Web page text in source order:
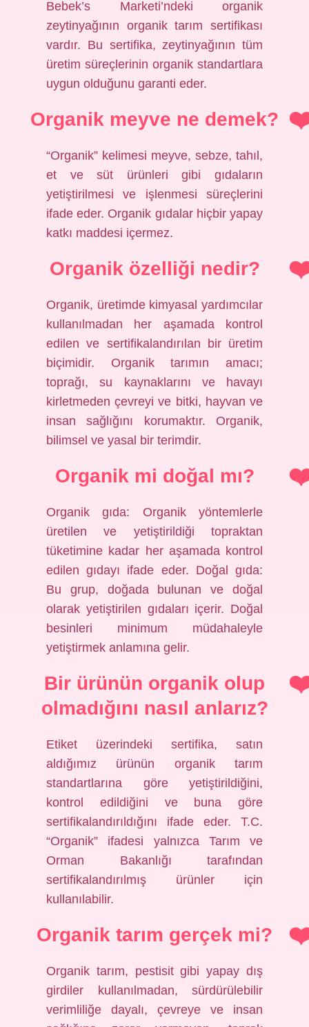
Bebek’s Marketi’ndeki organik
zeytinyağının organik tarım sertifikası
vardır. Bu sertifika, zeytinyağının tüm
üretim süreçlerinin organik standartlara
uygun olduğunu garanti eder.
Organik meyve ne demek?
“Organik” kelimesi meyve, sebze, tahıl,
et ve süt ürünleri gibi gıdaların
yetiştirilmesi ve işlenmesi süreçlerini
ifade eder. Organik gıdalar hiçbir yapay
katkı maddesi içermez.
Organik özelliği nedir?
Organik, üretimde kimyasal yardımcılar
kullanılmadan her aşamada kontrol
edilen ve sertifikalandırılan bir üretim
biçimidir. Organik tarımın amacı;
toprağı, su kaynaklarını ve havayı
kirletmeden çevreyi ve bitki, hayvan ve
insan sağlığını korumaktır. Organik,
bilimsel ve yasal bir terimdir.
Organik mi doğal mı?
Organik gıda: Organik yöntemlerle
üretilen ve yetiştirildiği topraktan
tüketimine kadar her aşamada kontrol
edilen gıdayı ifade eder. Doğal gıda:
Bu grup, doğada bulunan ve doğal
olarak yetiştirilen gıdaları içerir. Doğal
besinleri minimum müdahaleyle
yetiştirmek anlamına gelir.
Bir ürünün organik olup
olmadığını nasıl anlarız?
Etiket üzerindeki sertifika, satın
aldığımız ürünün organik tarım
standartlarına göre yetiştirildiğini,
kontrol edildiğini ve buna göre
sertifikalandırıldığını ifade eder. T.C.
“Organik” ifadesi yalnızca Tarım ve
Orman Bakanlığı tarafından
sertifikalandırılmış ürünler için
kullanılabilir.
Organik tarım gerçek mi?
Organik tarım, pestisit gibi yapay dış
girdiler kullanılmadan, sürdürülebilir
verimliliğe dayalı, çevreye ve insan